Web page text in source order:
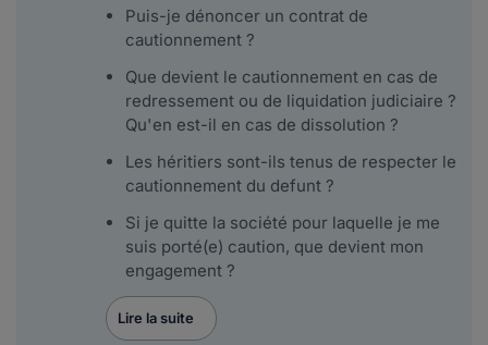
Puis-je dénoncer un contrat de
cautionnement ?
Que devient le cautionnement en cas de
redressement ou de liquidation judiciaire ?
Qu'en est-il en cas de dissolution ?
Les héritiers sont-ils tenus de respecter le
cautionnement du defunt ?
Si je quitte la société pour laquelle je me
suis porté(e) caution, que devient mon
engagement ?
Lire la suite